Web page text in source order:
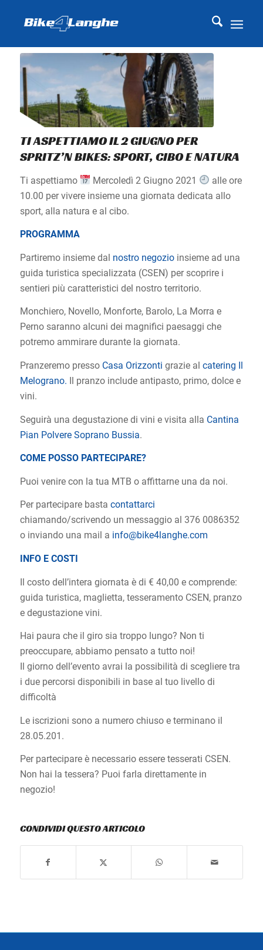
TI ASPETTIAMO IL 2 GIUGNO PER
SPRITZ’N BIKES: SPORT, CIBO E NATURA
Ti aspettiamo Mercoledì 2 Giugno 2021
alle ore
10.00 per vivere insieme una giornata dedicata allo
sport, alla natura e al cibo.
PROGRAMMA
Partiremo insieme dal nostro negozioinsieme ad una
guida turistica specializzata (CSEN) per scoprire i
sentieri più caratteristici del nostro territorio.
Monchiero, Novello, Monforte, Barolo, La Morra e
Perno saranno alcuni dei magnifici paesaggi che
potremo ammirare durante la giornata.
Pranzeremo presso Casa Orizzonti grazie al catering Il
Melograno. Il pranzo include antipasto, primo, dolce e
vini.
Seguirà una degustazione di vini e visita alla Cantina
Pian Polvere Soprano Bussia.
COME POSSO PARTECIPARE?
Puoi venire con la tua MTB o affittarne una da noi.
Per partecipare basta contattarci
chiamando/scrivendo un messaggio al 376 0086352
o inviando una mail a info@bike4langhe.com
INFO E COSTI
Il costo dell’intera giornata è di € 40,00 e comprende:
guida turistica, maglietta, tesseramento CSEN, pranzo
e degustazione vini.
Hai paura che il giro sia troppo lungo? Non ti
preoccupare, abbiamo pensato a tutto noi!
Il giorno dell’evento avrai la possibilità di scegliere tra
i due percorsi disponibili in base al tuo livello di
difficoltà
Le iscrizioni sono a numero chiuso e terminano il
28.05.201.
Per partecipare è necessario essere tesserati CSEN.
Non hai la tessera? Puoi farla direttamente in
negozio!
CONDIVIDI QUESTO ARTICOLO